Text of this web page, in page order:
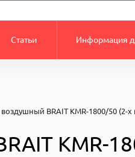
Статьи Информация
BRAIT KMR-1800/50 (2-
KMR-